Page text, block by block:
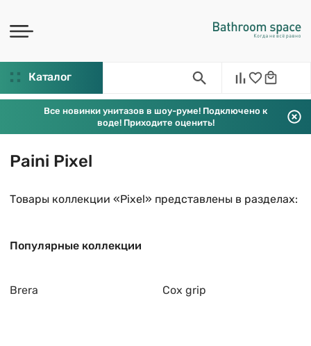
Каталог
Все новинки унитазов в шоу-руме! Подключено к
воде! Приходите оценить!
Paini Pixel
Товары коллекции «Pixel» представлены в разделах:
Популярные коллекции
Brera Cox grip